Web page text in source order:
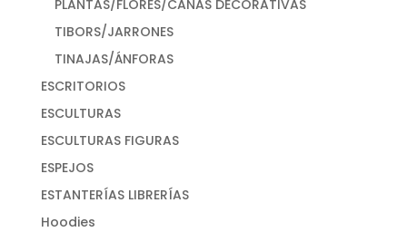
PLANTAS/FLORES/CAÑAS DECORATIVAS
TIBORS/JARRONES
TINAJAS/ÁNFORAS
ESCRITORIOS
ESCULTURAS
ESCULTURAS FIGURAS
ESPEJOS
ESTANTERÍAS LIBRERÍAS
Hoodies